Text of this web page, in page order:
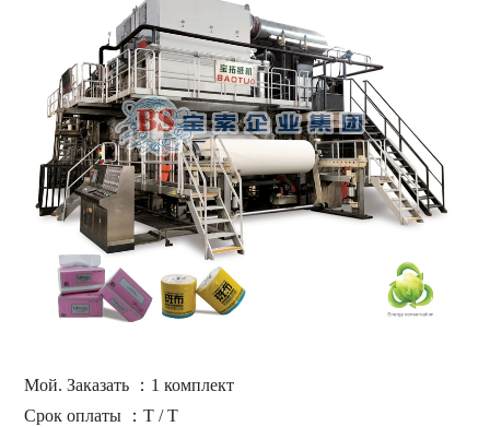
Мой. Заказать ： 1 комплект
Срок оплаты
：T / T